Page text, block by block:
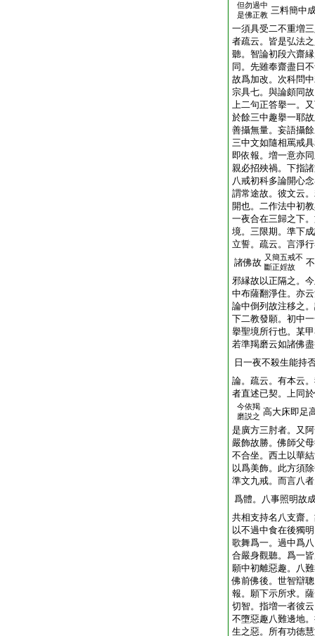
但勿過中
是佛正教 三料簡中
一須具受二不重増
者疏云。皆是弘法
聽。智論初段六齋
同。先雖奉齋盡日
故爲加改。次科問
宗具七。與論頗同
上二句正答擧一。
於餘三中趣擧一耶
善攝無量。妄語攝
三中文如隨相罵戒
即依報。増一意亦
親必招殃禍。下指
八戒初科多論開心
謂常途故。彼文云
開也。二作法中初
一夜合在三歸之下
境。三限期。準下
立誓。疏云。言淨
諸佛故 又簡五戒不
斷正婬故
邪縁故以正隔之。
中布薩翻淨住。亦
論中倒列故注移之
下二教發願。初中
擧聖境所行也。某
若準羯磨云如諸佛
日一夜不殺生能持
論。疏云。有本云
者直述已契。上同
今依羯
磨説之 高大床即足
是廣方三肘者。又
嚴飾故勝。佛師父
不合坐。西土以華
以爲美飾。此方須
準文九戒。而言八
爲體。八事照明故
共相支持名八支齋
以不過中食在後獨
歌舞爲一。過中爲
合嚴身觀聽。爲一
願中初離惡趣。八
佛前佛後。世智辯
報。願下示所求。
切智。指増一者彼
不墮惡趣八難邊地
生之惡。所有功徳